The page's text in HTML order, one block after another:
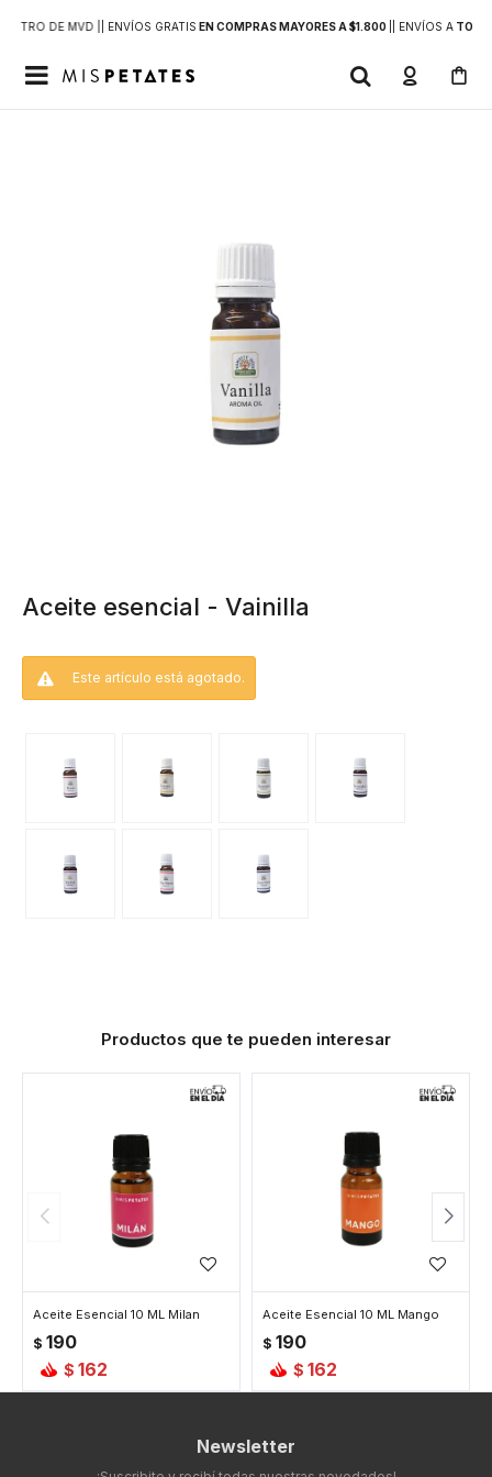
DE MVD | | ENVÍOS GRATIS EN COMPRAS MAYORES A $1.800 | ENVÍOS ATODO

Aceite esencial - Vainilla
Este artículo está agotado.
Productos que te pueden interesar
Aceite Esencial 10 ML Milan
$ 190
$ 162
Aceite Esencial 10 ML Mango
$ 190
$ 162
Newsletter